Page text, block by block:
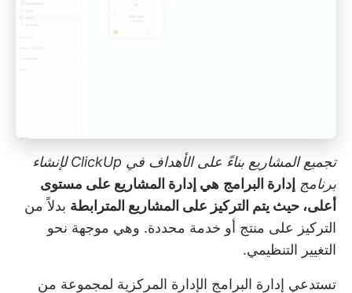
تجميع المشاريع بناءً على الأهداف في ClickUp لإنشاء
برنامج إدارة البرامج هي إدارة المشاريع على مستوى
أعلى، حيث يتم التركيز على المشاريع المترابطة بدلاً من
التركيز على منتج أو خدمة محددة. وهي موجهة نحو
التغيير التنظيمي.
تستدعي إدارة البرامج الإدارة المركزية لمجموعة من